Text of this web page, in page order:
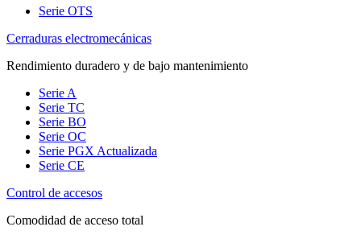
Serie OTS
Cerraduras electromecánicas
Rendimiento duradero y de bajo mantenimiento
Serie A
Serie TC
Serie BO
Serie OC
Serie PGX Actualizada
Serie CE
Control de accesos
Comodidad de acceso total